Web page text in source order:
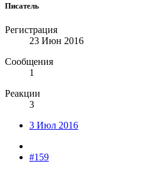
Писатель
Регистрация
23 Июн 2016
Сообщения
1
Реакции
3
3 Июл 2016
#159